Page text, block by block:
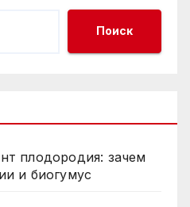
Поиск
плодородия: зачем
и биогумус